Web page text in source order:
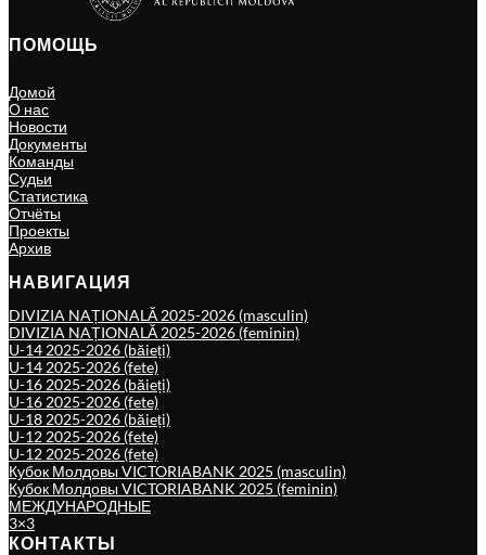
ПОМОЩЬ
Домой
О нас
Новости
Документы
Команды
Судьи
Статистика
Отчёты
Проекты
Архив
НАВИГАЦИЯ
DIVIZIA NAȚIONALĂ 2025-2026 (masculin)
DIVIZIA NAȚIONALĂ 2025-2026 (feminin)
U-14 2025-2026 (băieți)
U-14 2025-2026 (fete)
U-16 2025-2026 (băieți)
U-16 2025-2026 (fete)
U-18 2025-2026 (băieți)
U-12 2025-2026 (fete)
U-12 2025-2026 (fete)
Кубок Молдовы VICTORIABANK 2025 (masculin)
Кубок Молдовы VICTORIABANK 2025 (feminin)
МЕЖДУНАРОДНЫЕ
3×3
КОНТАКТЫ